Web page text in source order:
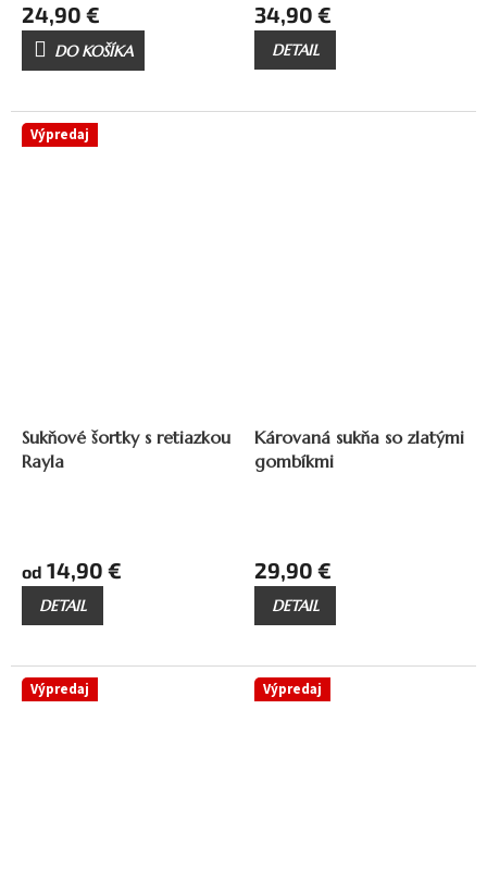
24,90 €
DO KOŠÍKA
34,90 €
DETAIL
Výpredaj
Sukňové šortky s retiazkou
Rayla
od 14,90 €
DETAIL
Károvaná sukňa so zlatými
gombíkmi
29,90 €
DETAIL
Výpredaj Výpredaj